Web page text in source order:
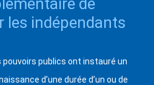
les indépendants
pouvoirs publics ont instauré un
d’une durée d’un ou de